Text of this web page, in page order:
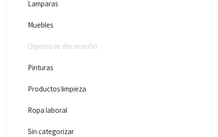
Lamparas
Muebles
Objetos de decoración
Pinturas
Productos limpieza
Ropa laboral
Sin categorizar